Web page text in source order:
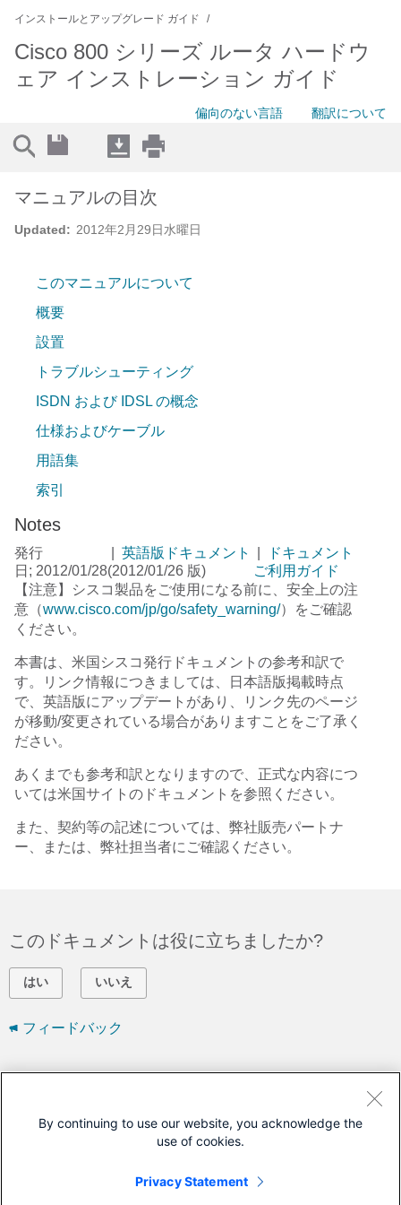
インストールとアップグレード ガイド
Cisco 800 シリーズ ルータ ハードウ
ェア インストレーション ガイド
偏向のない言語 翻訳について
Updated: 2012年2月29日水曜日
マニュアルの目次
このマニュアルについて
概要
設置
トラブルシューティング
ISDN および IDSL の概念
仕様およびケーブル
用語集
索引
Notes
発行
日; 2012/01/28
英語版ドキュメント
(2012/01/26 版)
ドキュメント
ご利用ガイド
【注意】シスコ製品をご使用になる前に、安全上の注
意（www.cisco.com/jp/go/safety_warning/）をご確認
ください。
本書は、米国シスコ発行ドキュメントの参考和訳で
す。リンク情報につきましては、日本語版掲載時点
で、英語版にアップデートがあり、リンク先のページ
が移動/変更されている場合がありますことをご了承く
ださい。
あくまでも参考和訳となりますので、正式な内容につ
いては米国サイトのドキュメントを参照ください。
また、契約等の記述については、弊社販売パートナ
ー、または、弊社担当者にご確認ください。
このドキュメントは役に立ちましたか?
はい いいえ
フィードバック
サポート ケースをオープン
が必要です。)
このドキュメントは次の製品に対応しています
By continuing to use our website, you acknowledge the
use of cookies.
Privacy Statement